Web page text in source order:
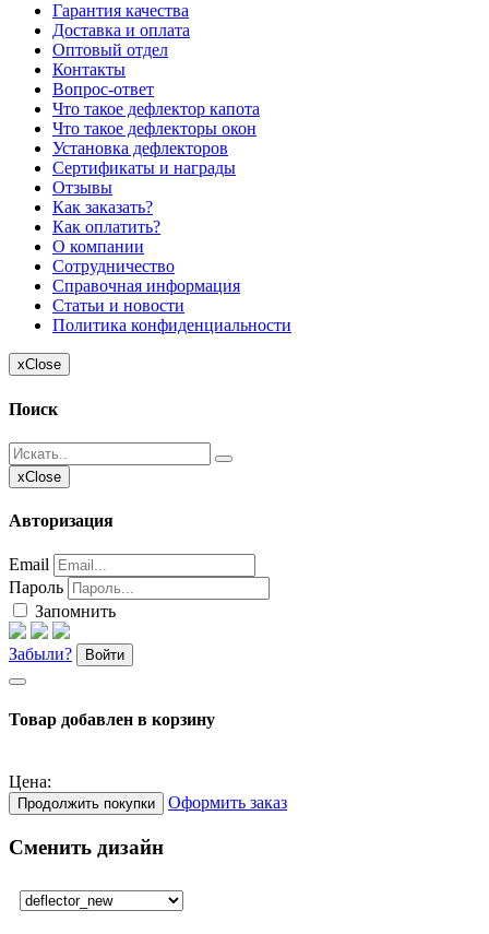
Гарантия качества
Доставка и оплата
Оптовый отдел
Контакты
Вопрос-ответ
Что такое дефлектор капота
Что такое дефлекторы окон
Установка дефлекторов
Сертификаты и награды
Отзывы
Как заказать?
Как оплатить?
О компании
Сотрудничество
Справочная информация
Статьи и новости
Политика конфиденциальности
xClose
Поиск
xClose
Авторизация
Email
Пароль
Запомнить
Забыли? Войти
Товар добавлен в корзину
Цена:
Продолжить покупки Оформить заказ
Сменить дизайн